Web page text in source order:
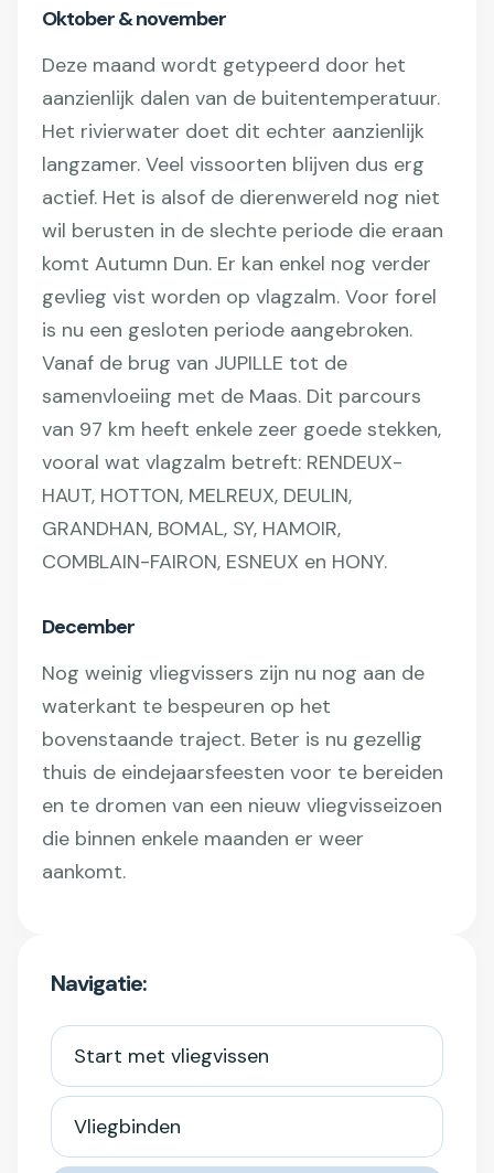
Navigatie:
Start met vliegvissen
Vliegbinden
Oktober & november
Deze maand wordt getypeerd door het
aanzienlijk dalen van de buitentemperatuur.
Het rivierwater doet dit echter aanzienlijk
langzamer. Veel vissoorten blijven dus erg
actief. Het is alsof de dierenwereld nog niet
wil berusten in de slechte periode die eraan
komt Autumn Dun. Er kan enkel nog verder
gevlieg vist worden op vlagzalm. Voor forel
is nu een gesloten periode aangebroken.
Vanaf de brug van JUPILLE tot de
samenvloeiing met de Maas. Dit parcours
van 97 km heeft enkele zeer goede stekken,
vooral wat vlagzalm betreft: RENDEUX-
HAUT, HOTTON, MELREUX, DEULIN,
GRANDHAN, BOMAL, SY, HAMOIR,
COMBLAIN-FAIRON, ESNEUX en HONY.
December
Nog weinig vliegvissers zijn nu nog aan de
waterkant te bespeuren op het
bovenstaande traject. Beter is nu gezellig
thuis de eindejaarsfeesten voor te bereiden
en te dromen van een nieuw vliegvisseizoen
die binnen enkele maanden er weer
aankomt.